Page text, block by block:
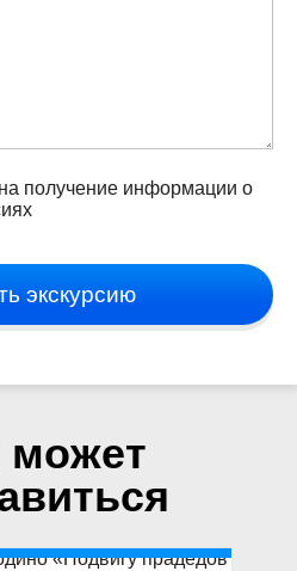
получение информации о
экскурсию